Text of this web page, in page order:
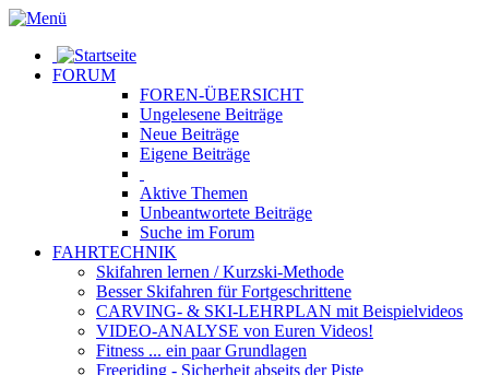
FORUM
FOREN-ÜBERSICHT
Ungelesene Beiträge
Neue Beiträge
Eigene Beiträge
Aktive Themen
Unbeantwortete Beiträge
Suche im Forum
FAHRTECHNIK
Skifahren lernen / Kurzski-Methode
Besser Skifahren für Fortgeschrittene
CARVING- & SKI-LEHRPLAN mit Beispielvideos
VIDEO-ANALYSE von Euren Videos!
Fitness ... ein paar Grundlagen
Freeriding - Sicherheit abseits der Piste